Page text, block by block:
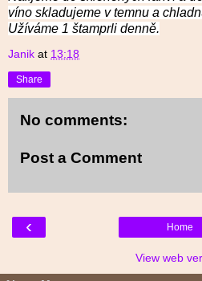
víno skladujeme v temnu a
Užíváme 1 štamprli denně.
Janik at 13:18
Share
No comments:
Post a Comment
‹ Home
View web